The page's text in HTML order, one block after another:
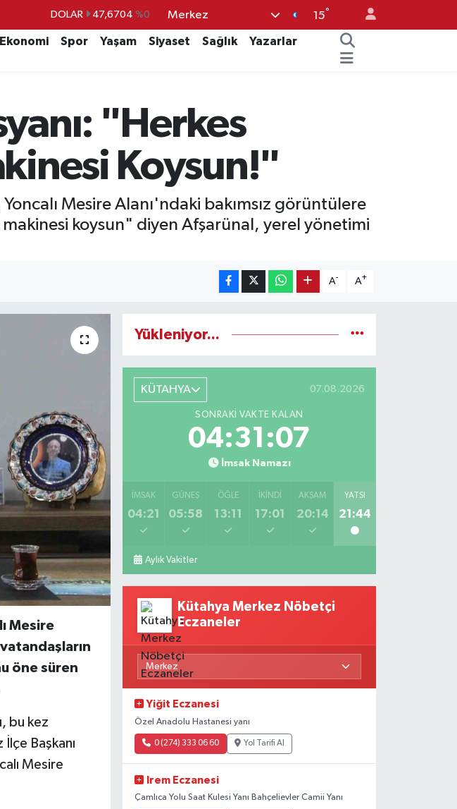
DOLAR 47,6704 %0
EURO 55,0406 %-0.08
BİST100 13.799
BITCOIN
Merkez 15°
Ekonomi Spor Yaşam Siyaset Sağlık
Yazarlar
"Herkes
Koysun!"
Mesire Alanı'ndaki bakımsız görüntülere
koysun" diyen Afşarünal, yerel yönetimi
A- A+
Mesire
öne süren
bu kez
Başkanı
Mesire
Yükleniyor...
KÜTAHYA 07.08.2026
SONRAKI VAKTE KALAN
04:31:05
İmsak Namazı
İMSAK
04:21
GÜNEŞ
05:58
ÖĞLE
13:11
İKINDI
17:01
AKŞAM
20:14
YATSI
21:44
Aylık Vakitler
Kütahya Merkez Nöbetçi
Eczaneler
Yiğit Eczanesi
Özel Anadolu Hastanesi yanı
0 (274) 333 06 60 Yol Tarifi Al
Irem Eczanesi
Çamlıca Yolu Saat Kulesi Yanı Bahçelievler Camii Yanı